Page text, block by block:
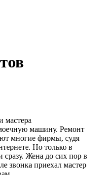
мастера
машину. Ремонт
многие фирмы, судя
Но только в
сразу. Жена до сих пор в
звонка приехал мастер